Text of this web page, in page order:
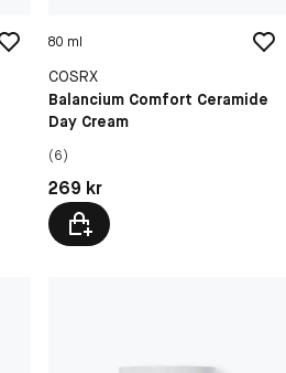
80 ml
COSRX
Balancium Comfort Ceramide
Day Cream
(6)
Pris: 269 kr
269 kr